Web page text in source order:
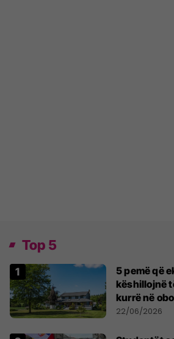
Top 5
5 pemë që
këshillojnë
kurrë në
22/06/2026